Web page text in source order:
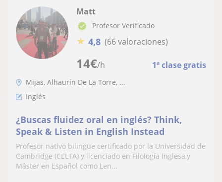
14€/h 1ª clase gratis
Matt
Profesor Verificado
★ 4,8 (66 valoraciones)
Mijas, Alhaurín De La Torre, ...
Inglés
¿Buscas fluidez oral en inglés? Think,
Speak & Listen in English Instead
Profesor nativo bilingüe certificado por la Universidad de
Cambridge (CELTA) y licenciado en Filología Inglesa,y
Máster en Español como Len...